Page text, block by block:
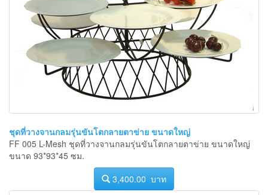
ชุดที่วางจานกลมรุ่นขันโตกลายตาข่าย ขนาดใหญ่
FF 005 L-Mesh ชุดที่วางจานกลมรุ่นขันโตกลายตาข่าย ขนาดใหญ่
ขนาด 93*93*45 ซม.
3,400.00 บาท